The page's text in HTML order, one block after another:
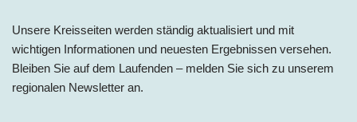
Unsere Kreisseiten werden ständig aktualisiert und mit
wichtigen Informationen und neuesten Ergebnissen versehen.
Bleiben Sie auf dem Laufenden – melden Sie sich zu unserem
regionalen Newsletter an.